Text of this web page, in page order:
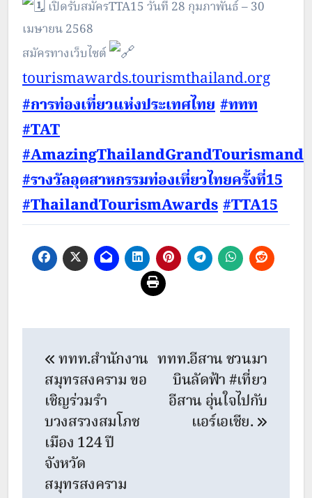
เปิดรับสมัครTTA15 วันที่ 28 กุมภาพันธ์ – 30
เมษายน 2568
สมัครทางเว็บไซต์
tourismawards.tourismthailand.org
#การท่องเที่ยวแห่งประเทศไทย #ททท
#TAT
#รางวัลอุตสาหกรรมท่องเที่ยวไทยครั้งที่15
#ThailandTourismAwards #TTA15
navigation
ททท.สำนักงาน
สมุทรสงคราม ขอ
เชิญร่วมรำ
บวงสรวงสมโภช
เมือง 124 ปี
จังหวัด
สมุทรสงคราม
ททท.อีสาน ชวนมา
บินลัดฟ้า #เที่ยว
อีสาน อุ่นใจไปกับ
แอร์เอเชีย.